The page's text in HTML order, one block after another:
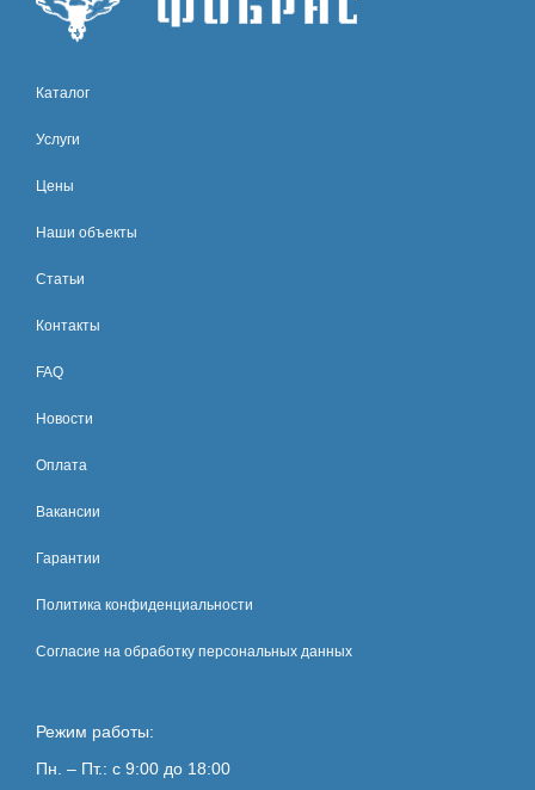
Каталог
Услуги
Цены
Наши объекты
Статьи
Контакты
FAQ
Новости
Оплата
Вакансии
Гарантии
Политика конфиденциальности
Согласие на обработку персональных данных
Режим работы:
Пн. – Пт.: с 9:00 до 18:00